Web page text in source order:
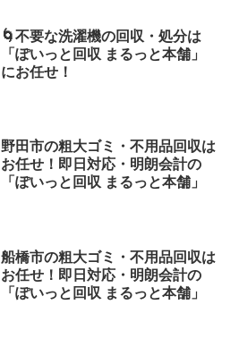
🌀不要な洗濯機の回収・処分は
「ぽいっと回収 まるっと本舗」
にお任せ！
野田市の粗大ゴミ・不用品回収は
お任せ！即日対応・明朗会計の
「ぽいっと回収 まるっと本舗」
船橋市の粗大ゴミ・不用品回収は
お任せ！即日対応・明朗会計の
「ぽいっと回収 まるっと本舗」